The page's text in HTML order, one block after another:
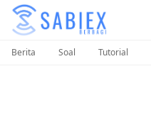
Berita Soal Tutorial